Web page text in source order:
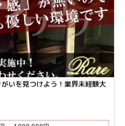
いを見つけよう！業界未経験大